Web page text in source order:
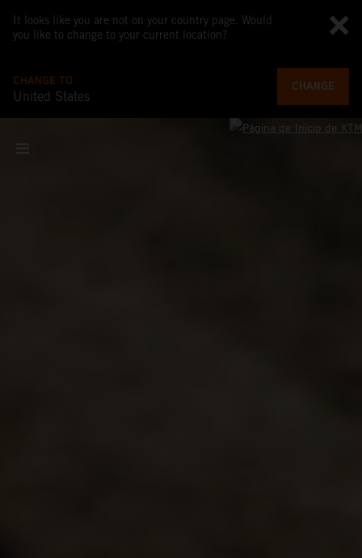
It looks like you are not on your country page. Would
you like to change to your current location?
CHANGE TO
United States
CHANGE